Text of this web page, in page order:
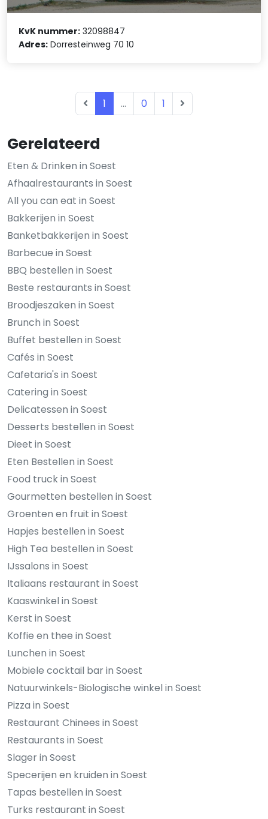
Gerelateerd
Eten & Drinken in Soest
Afhaalrestaurants in Soest
All you can eat in Soest
Bakkerijen in Soest
Banketbakkerijen in Soest
Barbecue in Soest
BBQ bestellen in Soest
Beste restaurants in Soest
Broodjeszaken in Soest
Brunch in Soest
Buffet bestellen in Soest
Cafés in Soest
Cafetaria's in Soest
Catering in Soest
Delicatessen in Soest
Desserts bestellen in Soest
Dieet in Soest
Eten Bestellen in Soest
Food truck in Soest
Gourmetten bestellen in Soest
Groenten en fruit in Soest
Hapjes bestellen in Soest
High Tea bestellen in Soest
IJssalons in Soest
Italiaans restaurant in Soest
Kaaswinkel in Soest
Kerst in Soest
Koffie en thee in Soest
Lunchen in Soest
Mobiele cocktail bar in Soest
Natuurwinkels-Biologische winkel in Soest
Pizza in Soest
Restaurant Chinees in Soest
Restaurants in Soest
Slager in Soest
Specerijen en kruiden in Soest
Tapas bestellen in Soest
Turks restaurant in Soest
KvK nummer: 32098847
Adres: Dorresteinweg 70 10
1 ... 0 1